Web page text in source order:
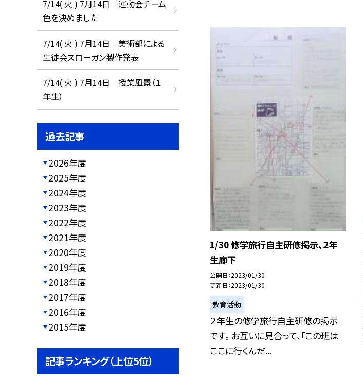
1/30 修学旅行自主研修掲示、２年
生廊下
公開日 2023/01/30
更新日 2023/01/30
教育活動
２年生の修学旅行自主研修の掲示
です。 お互いに見合って、「この班は
ここに行くんだ...
7/14( 火 ) 7月14日 運動会チーム
色を決めました
7/14( 火 ) 7月14日 美術部による
生徒会スローガン製作発表
7/14( 火 ) 7月14日 授業風景（１
年生）
過去記事
2026年度
2025年度
2024年度
2023年度
2022年度
2021年度
2020年度
2019年度
2018年度
2017年度
2016年度
2015年度
記事ランキング（上位5位）